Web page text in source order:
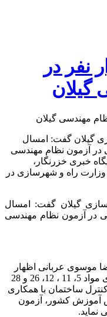
به 6هزار نفر در
گیلان
گیلان گفت: امسال
در آزمون نظام مهندسی
خبری خزرنگار،
راه و شهرسازی در
گیلان گفت: امسال
قبولی در آزمون نظام مهندسی
موسوی عربانی اظهار
داشت : وزارت راه و شهرسازی در اجرای مواد 5، 11 ، 12، 26 و 28
ساختمان با همکاری
کشور، آزمون
نماید.